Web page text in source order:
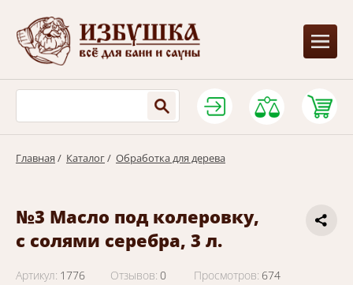
Главная / Каталог/ Обработка для дерева
№3 Масло под колеровку,
с солями серебра, 3 л.
Артикул: 1776 Отзывов: 0 Просмотров: 674